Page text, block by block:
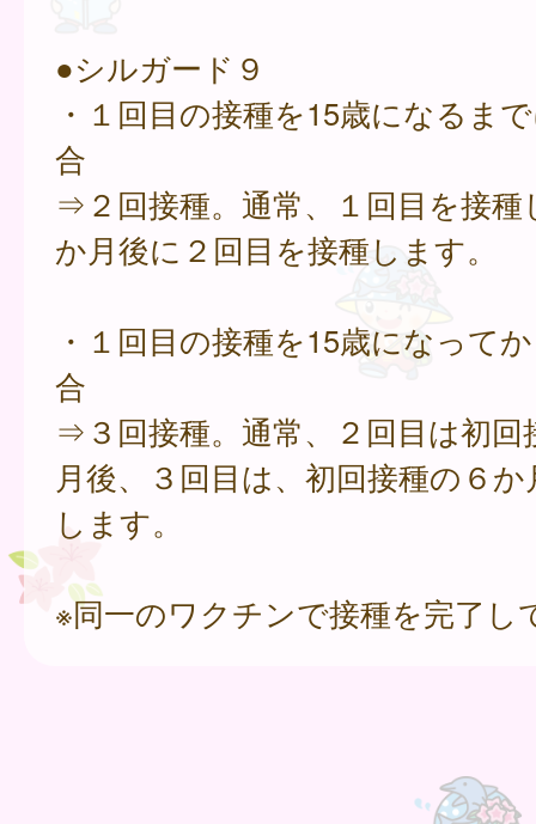
●シルガード９
・１回目の接種を15歳になるま
合
⇒２回接種。通常、１回目を接種
か月後に２回目を接種します。
・１回目の接種を15歳になって
合
⇒３回接種。通常、２回目は初回
月後、３回目は、初回接種の６
します。
※同一のワクチンで接種を完了し